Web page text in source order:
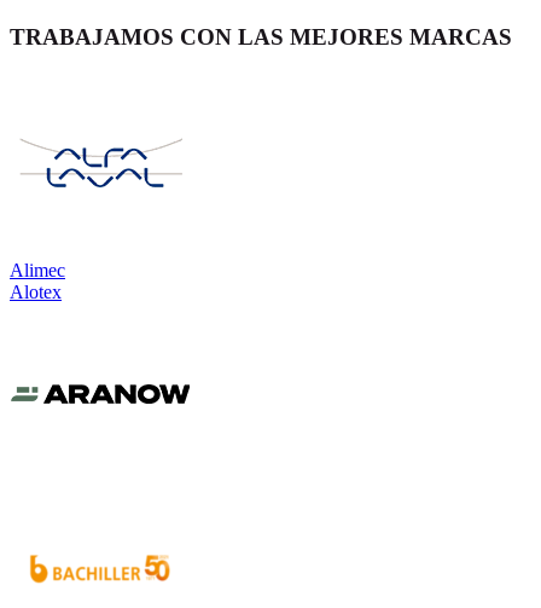
TRABAJAMOS CON LAS MEJORES MARCAS
Alimec
Alotex